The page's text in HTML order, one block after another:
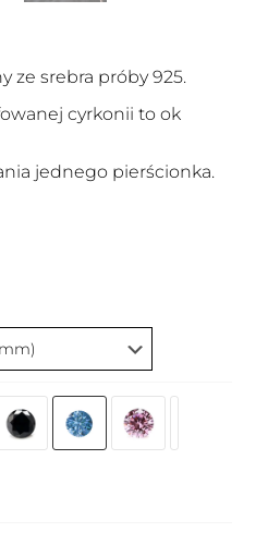
ze srebra próby 925.
cyrkonii to ok
jednego pierścionka.